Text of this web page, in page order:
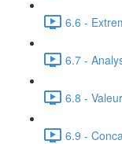
6.6 -
6.7 -
6.8 -
6.9 -